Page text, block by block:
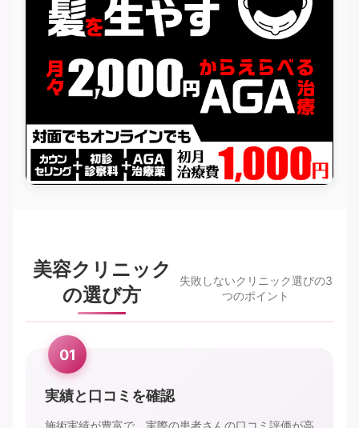
美容クリニック
の選び方
失敗しないクリニック選びの3
つのポイント
01
実績と口コミを確認